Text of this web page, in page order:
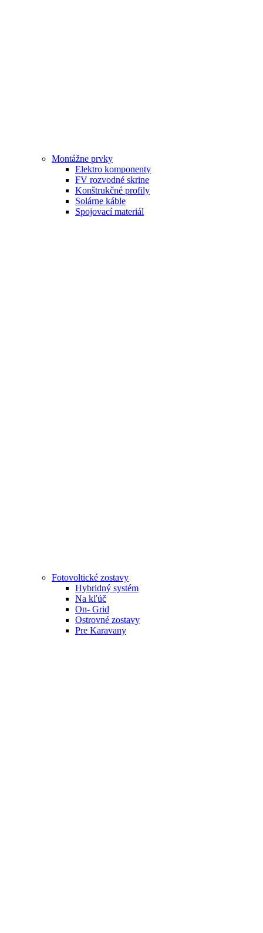
Montážne prvky
Elektro komponenty
FV rozvodné skrine
Konštrukčné profily
Solárne káble
Spojovací materiál
Fotovoltické zostavy
Hybridný systém
Na kľúč
On- Grid
Ostrovné zostavy
Pre Karavany